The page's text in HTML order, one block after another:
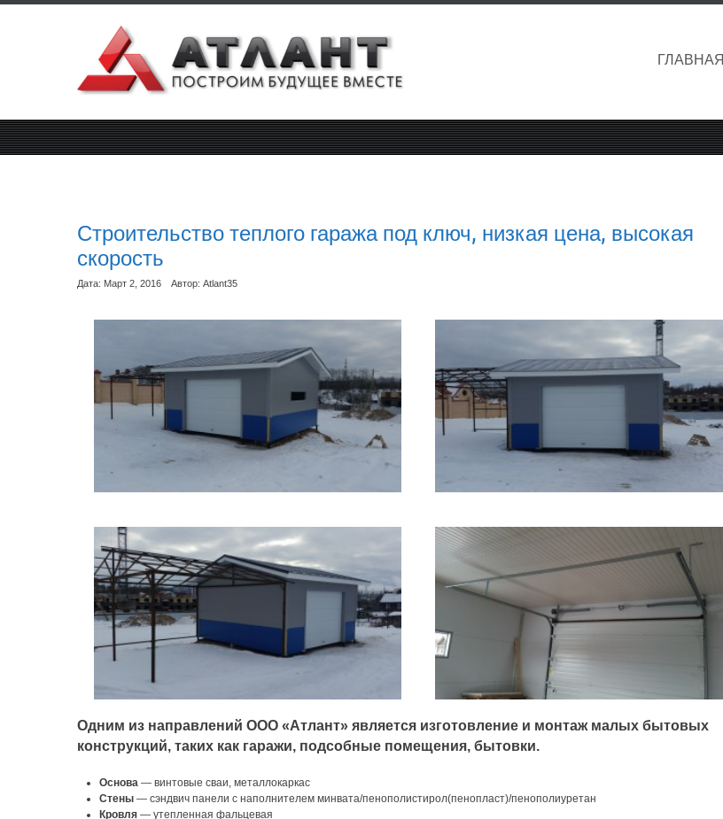
ГЛАВНАЯ
Строительство теплого гаража под ключ, низкая цена, высокая
скорость
Дата: Март 2, 2016 Автор: Atlant35
Одним из направлений ООО «Атлант» является изготовление и монтаж малых бытовых
конструкций, таких как гаражи, подсобные помещения, бытовки.
Основа — винтовые сваи, металлокаркас
Стены — сэндвич панели с наполнителем минвата/пенополистирол(пенопласт)/пенополиуретан
Кровля — утепленная фальцевая